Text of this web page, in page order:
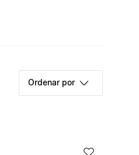
Ordenar por